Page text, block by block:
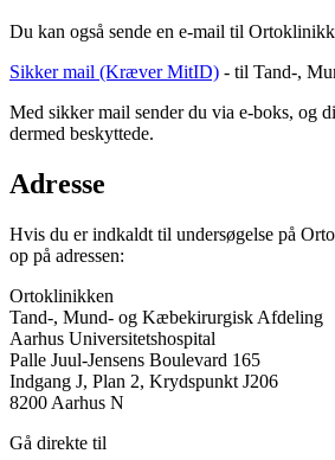
Du kan også sende en e-mail til
Sikker mail (Kræver MitID) - til Tand-,
Med sikker mail sender du via e-boks, og
dermed beskyttede.
Adresse
Hvis du er indkaldt til undersøgelse på
op på adressen:
Ortoklinikken
Tand-, Mund- og Kæbekirurgisk Afdeling
Aarhus Universitetshospital
Palle Juul-Jensens Boulevard 165
Indgang J, Plan 2, Krydspunkt J206
8200 Aarhus N
Gå direkte til